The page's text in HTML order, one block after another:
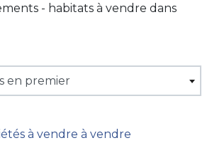
- habitats à vendre dans
en premier
à vendre à vendre